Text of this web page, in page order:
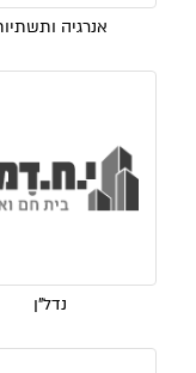
אנרגיה
נדל"ן